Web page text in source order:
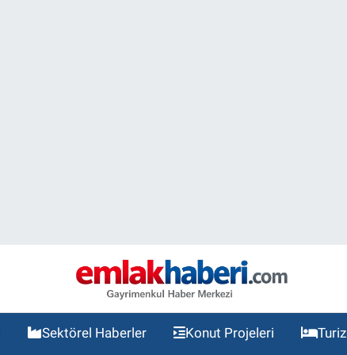
Sektörel Haberler Konut Projeleri